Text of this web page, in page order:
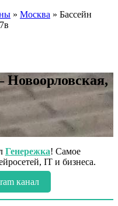
» Москва » Бассейн
Генережка! Самое
IT и бизнеса.
канал